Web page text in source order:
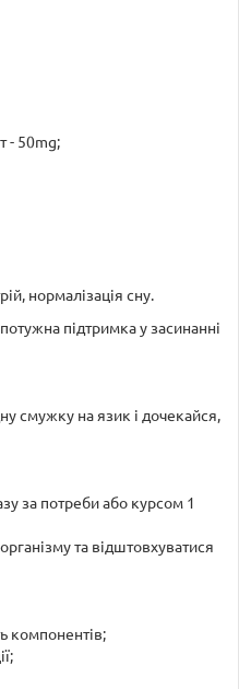
- 50mg;
нормалізація сну.
підтримка у засинанні
смужку на язик і дочекайся,
за потреби або курсом 1
та відштовхуватися
компонентів;